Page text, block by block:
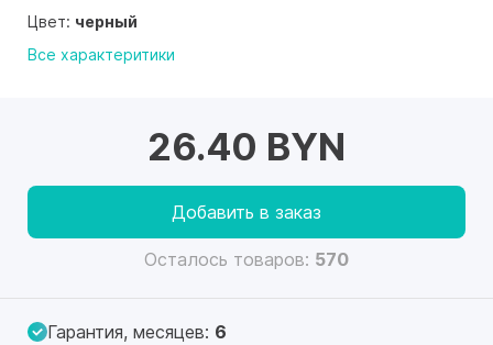
Цвет: черный
Все характеритики
26.40 BYN
Добавить в заказ
Осталось товаров: 570
Гарантия, месяцев: 6